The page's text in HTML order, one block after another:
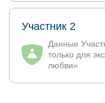
Участник 2
Данные
только для
любви»